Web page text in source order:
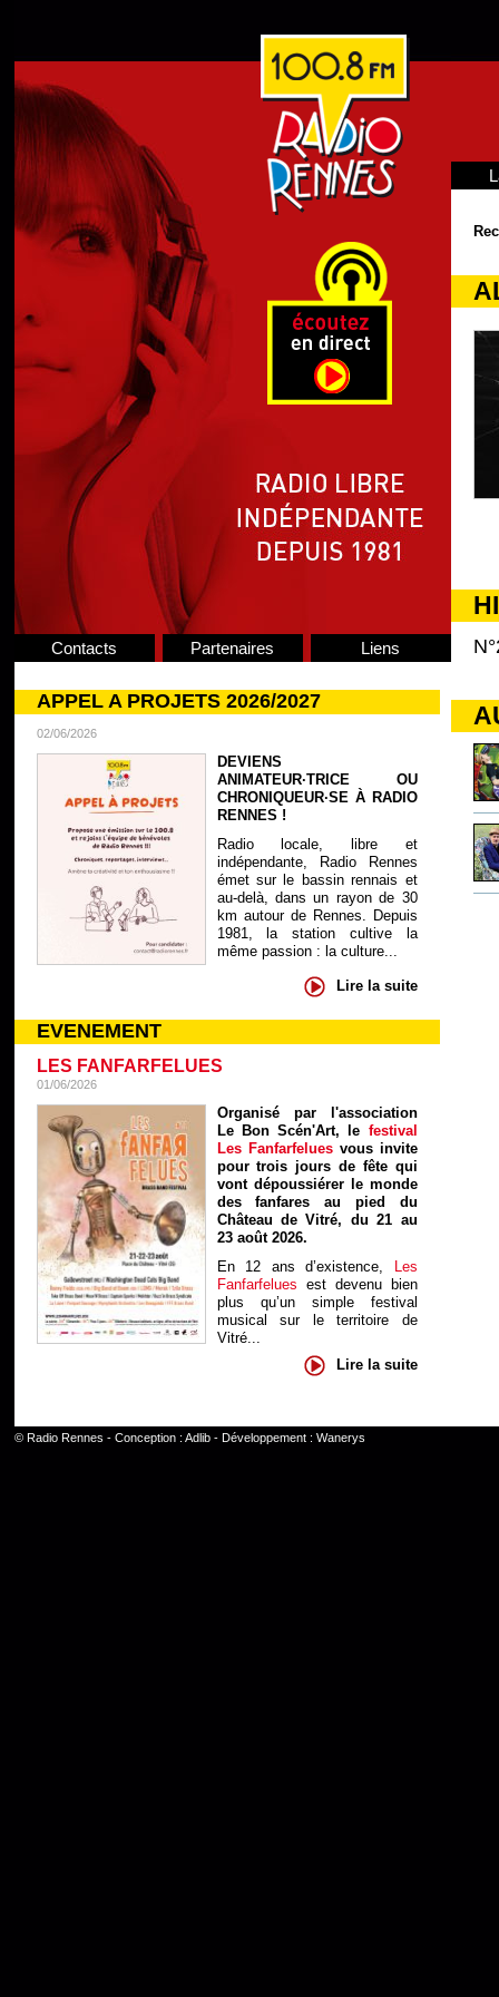
Contacts Partenaires Liens
APPEL A PROJETS 2026/2027
02/06/2026
DEVIENS
ANIMATEUR·TRICE OU
CHRONIQUEUR·SE À RADIO
RENNES !
Radio locale, libre et
indépendante, Radio Rennes
émet sur le bassin rennais et
au-delà, dans un rayon de 30
km autour de Rennes. Depuis
1981, la station cultive la
même passion : la culture...
Lire la suite
EVENEMENT
LES FANFARFELUES
01/06/2026
Organisé par l'association
Le Bon Scén'Art, le festival
Les Fanfarfelues vous invite
pour trois jours de fête qui
vont dépoussiérer le monde
des fanfares au pied du
Château de Vitré, du 21 au
23 août 2026.
En 12 ans d’existence, Les
Fanfarfelues est devenu bien
plus qu’un simple festival
musical sur le territoire de
Vitré...
Lire la suite
© Radio Rennes - Conception : Adlib- Développement : Wanerys